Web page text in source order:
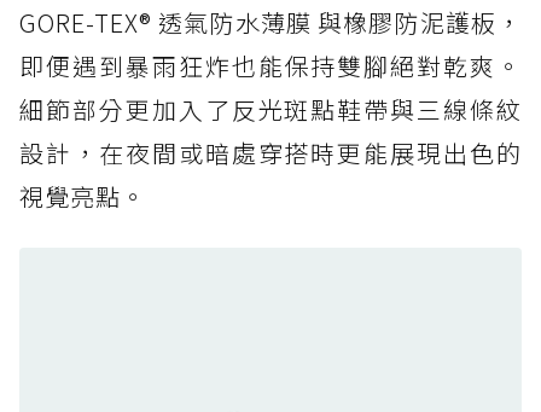
復刻厚底，GORE-TEX 防水與增高神器一次滿
黃靴同級頂級防水，輕量化工裝健走鞋雨天必備
防水鞋推薦 7. Timberland Motion Access：
黃靴同級頂級防水，輕量化工裝健走鞋雨天必備
GORE-TEX® 透氣防水薄膜 與橡膠防泥護板，
即便遇到暴雨狂炸也能保持雙腳絕對乾爽。
細節部分更加入了反光斑點鞋帶與三線條紋
設計，在夜間或暗處穿搭時更能展現出色的
視覺亮點。